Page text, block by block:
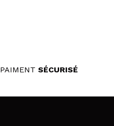
PAIMENT SÉCURISÉ